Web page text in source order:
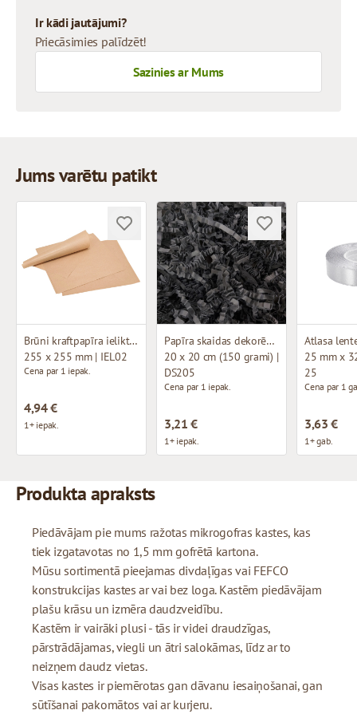
Ir kādi jautājumi?
Priecāsimies palīdzēt!
Sazinies ar Mums
Jums varētu patikt
Brūni kraftpapīra ieliktņi (~340 loksnes)
255 x 255 mm | IEL02
Cena par 1 iepak.
4,94 €
1+ iepak.
Papīra skaidas dekorēšanai
20 x 20 cm (150 grami) |
DS205
Cena par 1 iepak.
3,21 €
1+ iepak.
Atlasa
25 mm x
25
Cena par 1
3,63 €
1+ gab.
Produkta apraksts
Piedāvājam pie mums ražotas mikrogofras kastes, kas
tiek izgatavotas no 1,5 mm gofrētā kartona.
Mūsu sortimentā pieejamas divdaļīgas vai FEFCO
konstrukcijas kastes ar vai bez loga. Kastēm piedāvājam
plašu krāsu un izmēra daudzveidību.
Kastēm ir vairāki plusi - tās ir videi draudzīgas,
pārstrādājamas, viegli un ātri salokāmas, līdz ar to
neizņem daudz vietas.
Visas kastes ir piemērotas gan dāvanu iesaiņošanai, gan
sūtīšanai pakomātos vai ar kurjeru.